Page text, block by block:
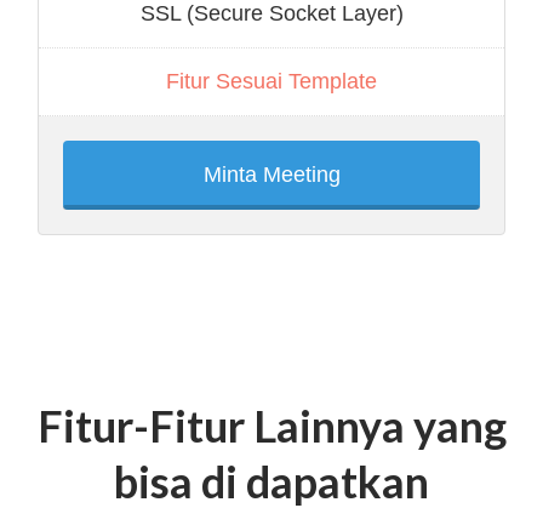
SSL (Secure Socket Layer)
Fitur Sesuai Template
Minta Meeting
Fitur-Fitur Lainnya yang
bisa di dapatkan